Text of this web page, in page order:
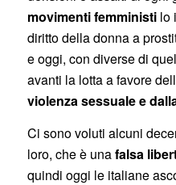
movimenti femministilo
diritto della donna a
e oggi, con diverse di
avanti la lotta a favore
violenza sessuale e
Ci sono voluti alcuni
loro, che è unafalsa
quindi oggi le italiane